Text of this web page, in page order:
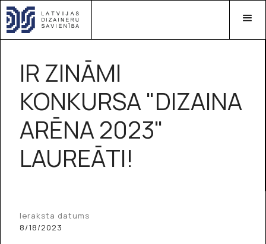
IR ZINĀMI
KONKURSA "DIZAINA
ARĒNA 2023"
LAUREĀTI!
Ieraksta datums
8/18/2023